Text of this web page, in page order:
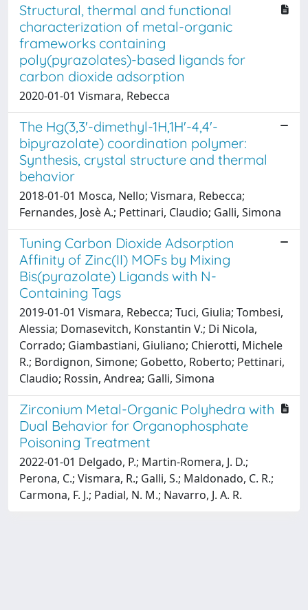
Structural, thermal and functional
characterization of metal-organic
frameworks containing
poly(pyrazolates)-based ligands for
carbon dioxide adsorption
2020-01-01 Vismara, Rebecca
The Hg(3,3'-dimethyl-1H,1H'-4,4'-
bipyrazolate) coordination polymer:
Synthesis, crystal structure and thermal
behavior
2018-01-01 Mosca, Nello; Vismara, Rebecca;
Fernandes, Josè A.; Pettinari, Claudio; Galli, Simona
Tuning Carbon Dioxide Adsorption
Affinity of Zinc(II) MOFs by Mixing
Bis(pyrazolate) Ligands with N-
Containing Tags
2019-01-01 Vismara, Rebecca; Tuci, Giulia; Tombesi,
Alessia; Domasevitch, Konstantin V.; Di Nicola,
Corrado; Giambastiani, Giuliano; Chierotti, Michele
R.; Bordignon, Simone; Gobetto, Roberto; Pettinari,
Claudio; Rossin, Andrea; Galli, Simona
Zirconium Metal-Organic Polyhedra with
Dual Behavior for Organophosphate
Poisoning Treatment
2022-01-01 Delgado, P.; Martin-Romera, J. D.;
Perona, C.; Vismara, R.; Galli, S.; Maldonado, C. R.;
Carmona, F. J.; Padial, N. M.; Navarro, J. A. R.